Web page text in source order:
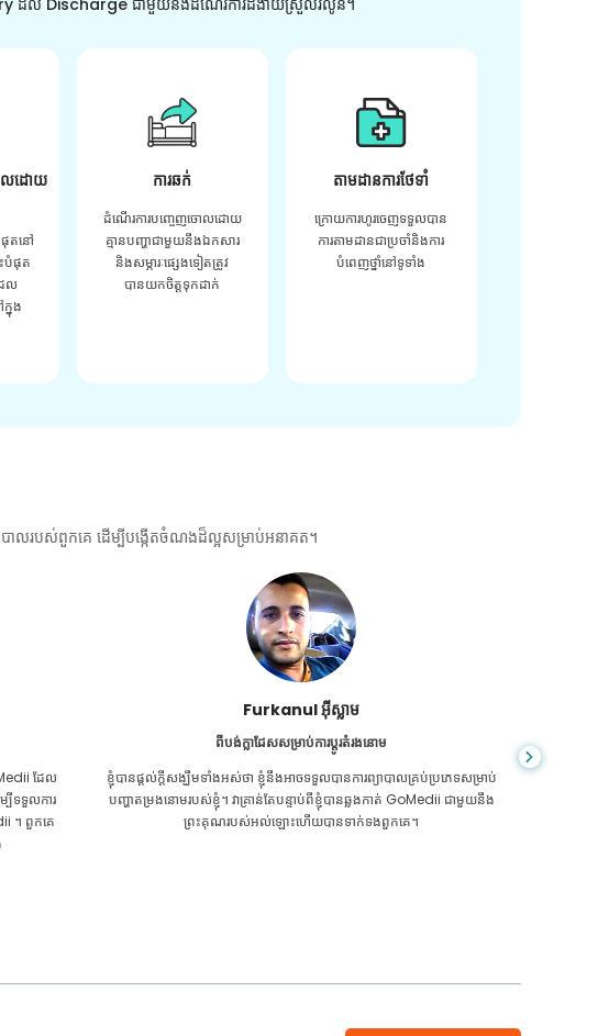
លដោយ
ផុតនៅ
ះបំផុត
ែល
នុង
ការឆក់
ដំណើរការបញ្ចេញចោលដោយ
គ្មានបញ្ហាជាមួយនឹងឯកសារ
និងសម្ភារៈផ្សេងទៀតត្រូវ
បានយកចិត្តទុកដាក់
តាមដានការថែទាំ
ក្រោយ​ការ​ហូរ​ចេញ​ទទួល​បាន​
ការ​តាមដាន​ជា​ប្រចាំ​និង​ការ​
បំពេញ​ថ្នាំ​នៅ​ទូទាំង​
ាលរបស់ពួកគេ ដើម្បីបង្កើតចំណងដ៏ល្អសម្រាប់អនាគត។
េទ​សម្រាប់​
ជាមួយនឹង
ជា សារ៉ាត់
ពីប្រទេសកម្ពុជាសម្រាប់ CKD
CKD គឺ​ជា​ស្ថានភាព​ពេញ​មួយ​ជីវិត​ដែល​កាន់តែ​អាក្រក់​ទៅៗ។ ខ្ញុំបានរងទុក្ខវាយូ
រហើយ ទីបំផុត GoMedii និងដៃគូរបស់គេម្នាក់នៅកម្ពុជា បានជួយខ្ញុំឱ្យដឹងថា វា
ដល់ពេលថែរក្សាសុខភាពរបស់ខ្ញុំហើយ។